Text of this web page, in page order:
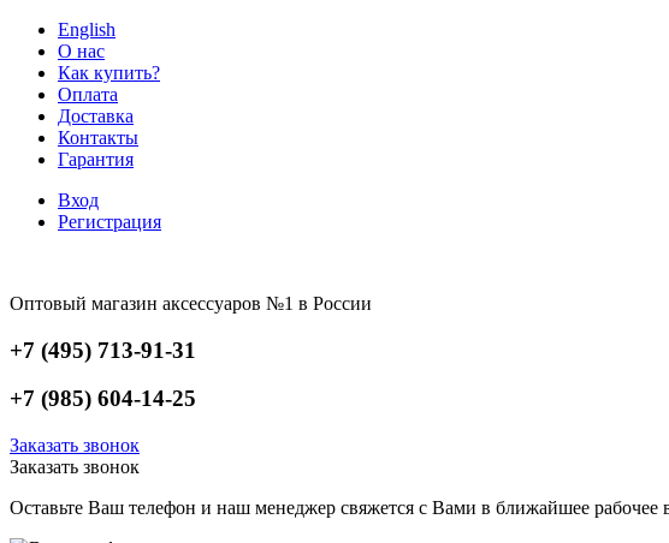
English
О нас
Как купить?
Оплата
Доставка
Контакты
Гарантия
Вход
Регистрация
Оптовый магазин аксессуаров №1 в России
+7 (495) 713-91-31
+7 (985) 604-14-25
Заказать звонок
Заказать звонок
Оставьте Ваш телефон и наш менеджер свяжется с Вами в ближайшее рабочее